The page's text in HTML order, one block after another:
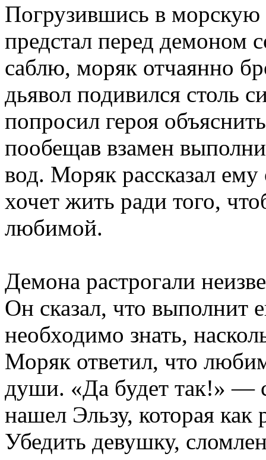
Погрузившись в морскую
предстал перед демоном
саблю, моряк отчаянно
дьявол подивился столь
попросил героя
пообещав взамен
вод. Моряк рассказал
хочет жить ради того,
любимой.
Демона растрогали
Он сказал, что выполнит
необходимо знать,
Моряк ответил, что
души. «Да будет так!» —
нашел Эльзу, которая как
Убедить девушку,